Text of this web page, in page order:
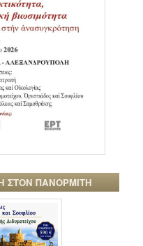
ΣΤΟΝ ΠΑΝΟΡΜΙΤΗ